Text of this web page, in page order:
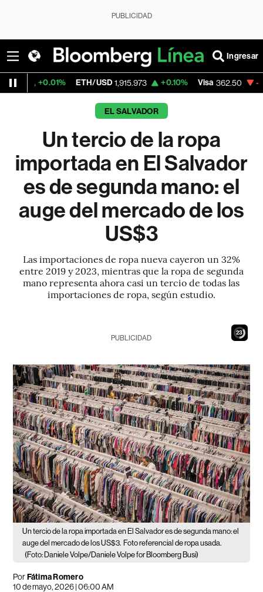
PUBLICIDAD
Ingresar
ETH/USD 1,915.973 +0.10% Visa 362.50 -2.15%
EL SALVADOR
Un tercio de la ropa
importada en El Salvador
es de segunda mano: el
auge del mercado de los
US$3
Las importaciones de ropa nueva cayeron un 32%
entre 2019 y 2023, mientras que la ropa de segunda
mano representa ahora casi un tercio de todas las
importaciones de ropa, según estudio.
21
PUBLICIDAD
Un tercio de la ropa importada en El Salvador es de segunda mano: el
auge del mercado de los US$3. Foto referencial de ropa usada.
(Foto: Daniele Volpe/Daniele Volpe for Bloomberg Busi)
PorFátima Romero
10 de mayo, 2026 | 06:00 AM